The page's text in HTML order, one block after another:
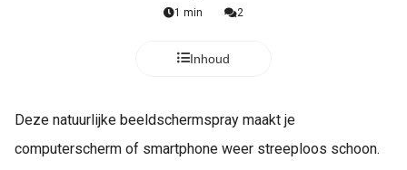
1 min 2
Inhoud
Deze natuurlijke beeldschermspray maakt je
computerscherm of smartphone weer streeploos schoon.